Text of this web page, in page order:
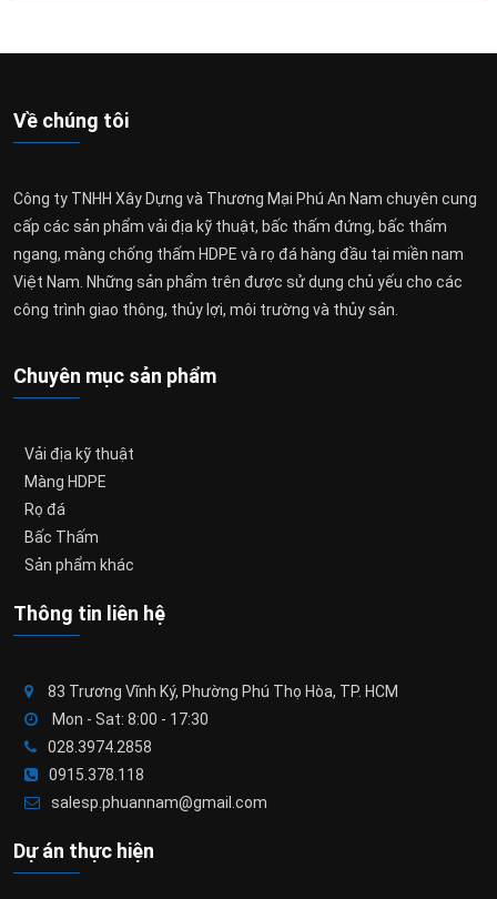
Về chúng tôi
Công ty TNHH Xây Dựng và Thương Mại Phú An Nam chuyên cung
cấp các sản phẩm vải địa kỹ thuật, bấc thấm đứng, bấc thấm
ngang, màng chống thấm HDPE và rọ đá hàng đầu tại miền nam
Việt Nam. Những sản phẩm trên được sử dụng chủ yếu cho các
công trình giao thông, thủy lợi, môi trường và thủy sản.
Chuyên mục sản phẩm
Vải địa kỹ thuật
Màng HDPE
Rọ đá
Bấc Thấm
Sản phẩm khác
Thông tin liên hệ
83 Trương Vĩnh Ký, Phường Phú Thọ Hòa, TP. HCM
Mon - Sat: 8:00 - 17:30
028.3974.2858
0915.378.118
salesp.phuannam@gmail.com
Dự án thực hiện